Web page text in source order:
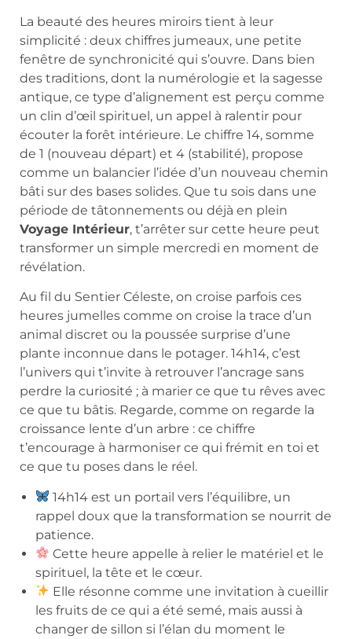
La beauté des heures miroirs tient à leur
simplicité : deux chiffres jumeaux, une petite
fenêtre de synchronicité qui s’ouvre. Dans bien
des traditions, dont la numérologie et la sagesse
antique, ce type d’alignement est perçu comme
un clin d’œil spirituel, un appel à ralentir pour
écouter la forêt intérieure. Le chiffre 14, somme
de 1 (nouveau départ) et 4 (stabilité), propose
comme un balancier l’idée d’un nouveau chemin
bâti sur des bases solides. Que tu sois dans une
période de tâtonnements ou déjà en plein
Voyage Intérieur, t’arrêter sur cette heure peut
transformer un simple mercredi en moment de
révélation.
Au fil du Sentier Céleste, on croise parfois ces
heures jumelles comme on croise la trace d’un
animal discret ou la poussée surprise d’une
plante inconnue dans le potager. 14h14, c’est
l’univers qui t’invite à retrouver l’ancrage sans
perdre la curiosité ; à marier ce que tu rêves avec
ce que tu bâtis. Regarde, comme on regarde la
croissance lente d’un arbre : ce chiffre
t’encourage à harmoniser ce qui frémit en toi et
ce que tu poses dans le réel.
14h14 est un portail vers l’équilibre, un
rappel doux que la transformation se nourrit de
patience.
Cette heure appelle à relier le matériel et le
spirituel, la tête et le cœur.
Elle résonne comme une invitation à cueillir
les fruits de ce qui a été semé, mais aussi à
changer de sillon si l’élan du moment le